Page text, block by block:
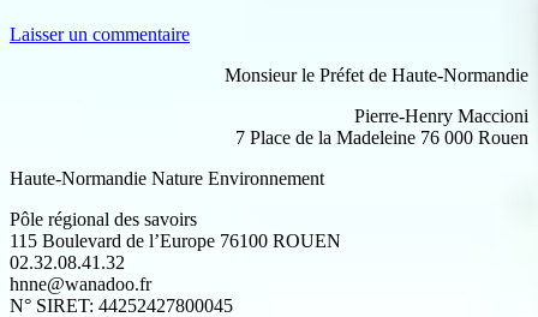
Laisser un commentaire
Monsieur le Préfet de Haute-Normandie
Pierre-Henry Maccioni
7 Place de la Madeleine 76 000 Rouen
Haute-Normandie Nature Environnement
Pôle régional des savoirs
115 Boulevard de l’Europe 76100 ROUEN
02.32.08.41.32
hnne@wanadoo.fr
N° SIRET: 44252427800045